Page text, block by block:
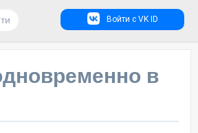
Войти с VK ID
в